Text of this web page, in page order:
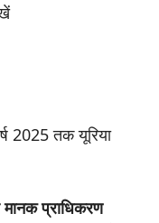
2025 तक यूरिया
मानक प्राधिकरण